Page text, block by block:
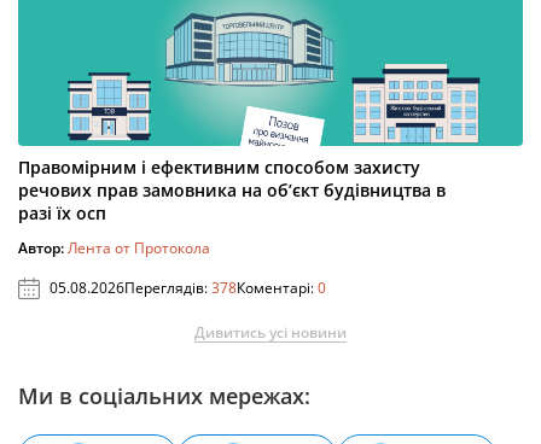
Правомірним і ефективним способом захисту
речових прав замовника на об’єкт будівництва в
разі їх осп
Автор:Лента от Протокола
05.08.2026Переглядів:378Коментарі:0
Дивитись усі новини
Ми в соціальних мережах: